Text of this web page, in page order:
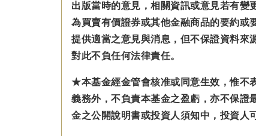
出版當時的意見，相關資訊或意見若有變
為買賣有價證券或其他金融商品的要約或
提供適當之意見與消息，但不保證資料來
對此不負任何法律責任。
★本基金經金管會核准或同意生效，惟不
義務外，不負責本基金之盈虧，亦不保證
金之公開說明書或投資人須知中，投資